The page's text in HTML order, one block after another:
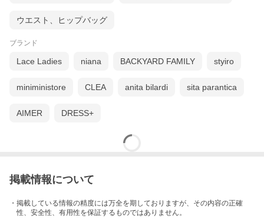
ウエスト、ヒップバッグ
ブランド
Lace Ladies niana BACKYARD FAMILY styiro
miniministore CLEA anita bilardi sita parantica
AIMER DRESS+
掲載情報について
・掲載している情報の精度には万全を期しておりますが、その内容の正確
性、安全性、有用性を保証するものではありません。